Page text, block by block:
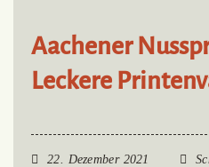
Aachener
Leckere
22. Dezember 2021